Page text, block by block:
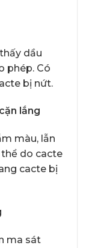
dầu
phép. Có
bị nứt.
lắng
màu, lẫn
thể do cacte
cacte bị
ma sát